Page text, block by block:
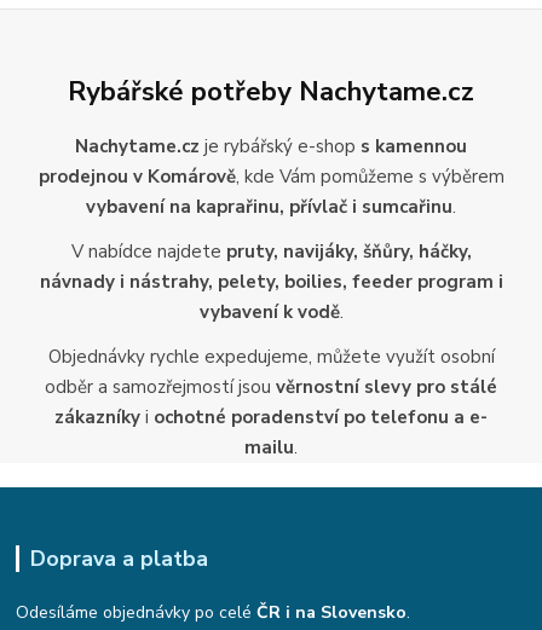
Rybářské potřeby Nachytame.cz
Nachytame.cz je rybářský e-shop s kamennou
prodejnou v Komárově, kde Vám pomůžeme s výběrem
vybavení na kaprařinu, přívlač i sumcařinu.
V nabídce najdete pruty, navijáky, šňůry, háčky,
návnady i nástrahy, pelety, boilies, feeder program i
vybavení k vodě.
Objednávky rychle expedujeme, můžete využít osobní
odběr a samozřejmostí jsou věrnostní slevy pro stálé
zákazníky i ochotné poradenství po telefonu a e-
mailu.
Doprava a platba
Odesíláme objednávky po celéČR i na Slovensko.